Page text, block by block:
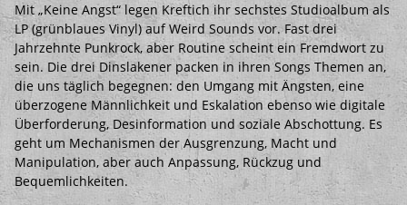
Mit „Keine Angst“ legen Kreftich ihr sechstes Studioalbum als
LP (grünblaues Vinyl) auf Weird Sounds vor. Fast drei
Jahrzehnte Punkrock, aber Routine scheint ein Fremdwort zu
sein. Die drei Dinslakener packen in ihren Songs Themen an,
die uns täglich begegnen: den Umgang mit Ängsten, eine
überzogene Männlichkeit und Eskalation ebenso wie digitale
Überforderung, Desinformation und soziale Abschottung. Es
geht um Mechanismen der Ausgrenzung, Macht und
Manipulation, aber auch Anpassung, Rückzug und
Bequemlichkeiten.